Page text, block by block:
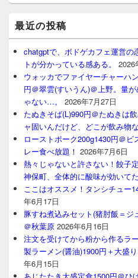
最近の投稿
chatgptで、ボドゲカフェ運営の
トが分かっている感ある。
2026
ウォッカでファイヤーチャーハ
円＠翠雲(すいうん)＠上野。量
ゃない…。
2026年7月27日
たぬきそば(L)990円＠たぬきは
ャ固いんだけど、どこが飲み物
ローストポーク200g1430円＠
レー食べ放題！ 2026年7月6日
熱々じゃないと許さない！餃子
神保町、全体的に酸味が効いてた
ここはオススメ！タンシチュー
年6月17日
豚すね煮込みセット(猪肘飯＝
＠秋葉原 2026年6月16日
注文を受けてから粉から作るラ
製ラーメン(醤油)1900円＋大盛
年6月15日